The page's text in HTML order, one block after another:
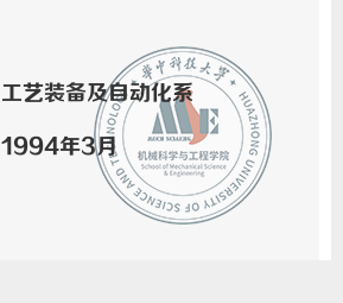
工艺装备及自动化系
1994年3月